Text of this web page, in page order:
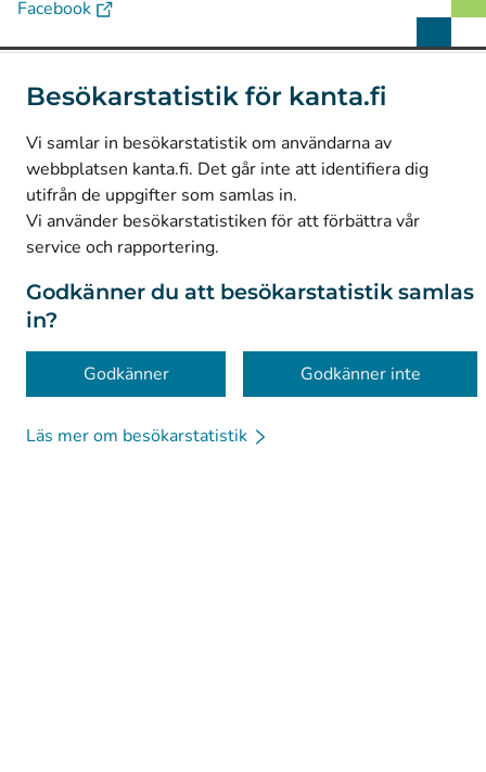
Besökarstatistik för kanta.fi
Vi samlar in besökarstatistik om användarna av
webbplatsen kanta.fi. Det går inte att identifiera dig
utifrån de uppgifter som samlas in.
Vi använder besökarstatistiken för att förbättra vår
service och rapportering.
Godkänner du att besökarstatistik samlas
in?
Godkänner Godkänner inte
Läs mer om besökarstatistik
Facebook( Avautuu uuteen välilehteen
© Kanta-Palvelut, Kansaneläkelaitos
Om webbplatsen
Tillgänglighet
Kakor